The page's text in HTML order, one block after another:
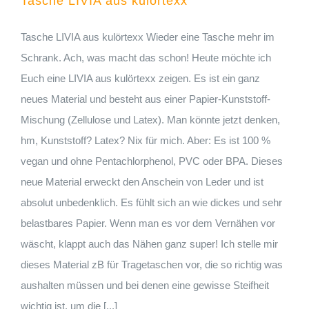
Tasche LIVIA aus kulörtexx Wieder eine Tasche mehr im
Schrank. Ach, was macht das schon! Heute möchte ich
Euch eine LIVIA aus kulörtexx zeigen. Es ist ein ganz
neues Material und besteht aus einer Papier-Kunststoff-
Mischung (Zellulose und Latex). Man könnte jetzt denken,
hm, Kunststoff? Latex? Nix für mich. Aber: Es ist 100 %
vegan und ohne Pentachlorphenol, PVC oder BPA. Dieses
neue Material erweckt den Anschein von Leder und ist
absolut unbedenklich. Es fühlt sich an wie dickes und sehr
belastbares Papier. Wenn man es vor dem Vernähen vor
wäscht, klappt auch das Nähen ganz super! Ich stelle mir
dieses Material zB für Tragetaschen vor, die so richtig was
aushalten müssen und bei denen eine gewisse Steifheit
wichtig ist, um die [...]